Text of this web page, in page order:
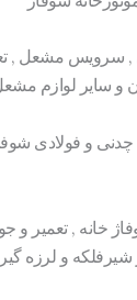
, سرویس مشعل ,
و سایر لوازم
و فولادی
خانه , تعمیر
و لرزه گیر